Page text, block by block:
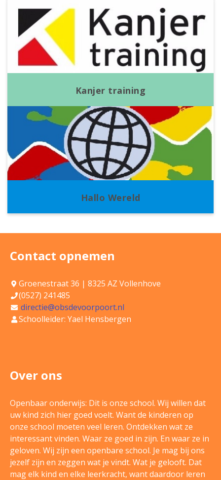
Kanjer training
Hallo Wereld
Contact opnemen
Groenestraat 36 | 8325 AZ Vollenhove
(0527) 241485
directie@obsdevoorpoort.nl
Schoolleider: Yael Hensbergen
Over ons
Openbaar onderwijs: Dit is onze school. Wij willen dat
uw kind zich hier goed voelt. Want de kinderen op
onze school moeten veel leren. Ontdekken wat ze
interessant vinden. Waar ze goed in zijn. En waar ze in
geloven. Wij zijn een openbare school. Je mag bij ons
jezelf zijn en zeggen wat je vindt. Wat je gelooft. Dat
mag elk kind en elke leerkracht, want daardoor leren